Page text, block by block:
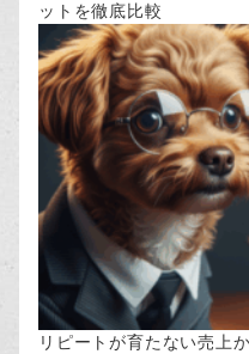
ットを徹底比較
リピートが育たない売上